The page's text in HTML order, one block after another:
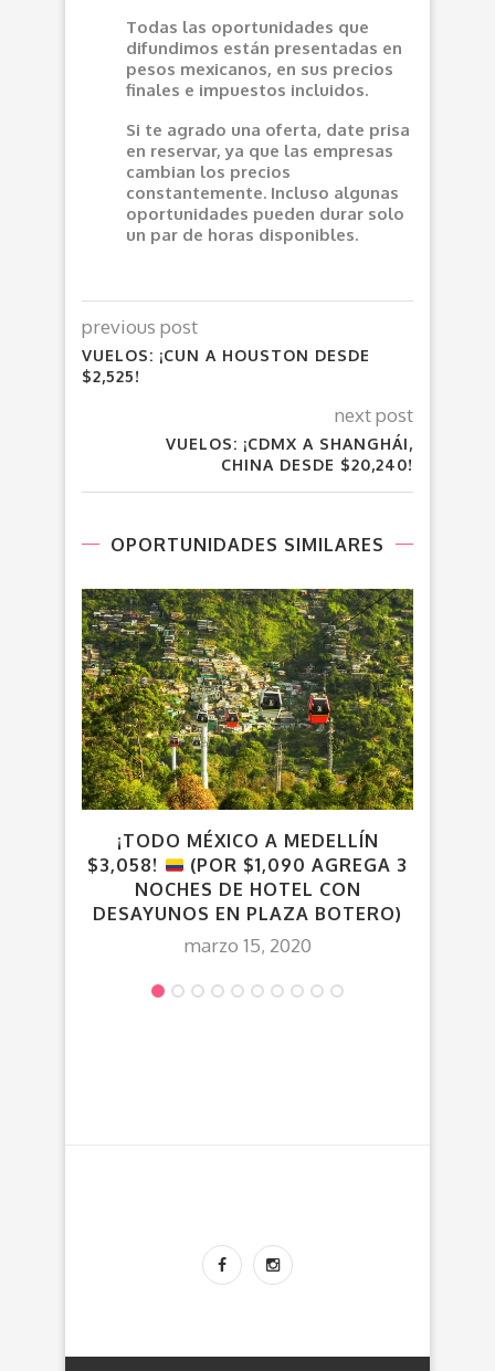
Todas las oportunidades que
difundimos están presentadas en
pesos mexicanos, en sus precios
finales e impuestos incluidos.
Si te agrado una oferta, date prisa
en reservar, ya que las empresas
cambian los precios
constantemente. Incluso algunas
oportunidades pueden durar solo
un par de horas disponibles.
previous post
VUELOS: ¡CUN A HOUSTON DESDE
$2,525!
next post
VUELOS: ¡CDMX A SHANGHÁI,
CHINA DESDE $20,240!
OPORTUNIDADES SIMILARES
¡TODO MÉXICO A MEDELLÍN
$3,058!
(POR $1,090 AGREGA 3
NOCHES DE HOTEL CON
DESAYUNOS EN PLAZA BOTERO)
marzo 15, 2020